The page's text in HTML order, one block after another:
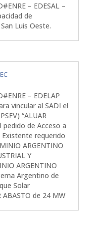
– EDESAL –
de
Luis Oeste.
– EDELAP
vincular al SADI el
“ALUAR
pedido de Acceso a
requerido
ARGENTINO
Y
ARGENTINO
Argentino de
Solar
de 24 MW